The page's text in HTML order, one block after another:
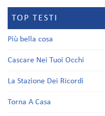
TOP TESTI
Più bella cosa
Cascare Nei Tuoi Occhi
La Stazione Dei Ricordi
Torna A Casa